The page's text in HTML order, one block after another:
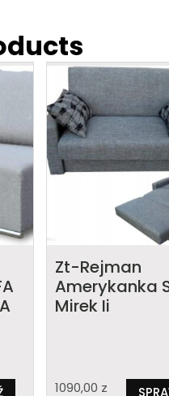
Zt-Rejman
Amerykanka
Mirek Ii
1090,00 z